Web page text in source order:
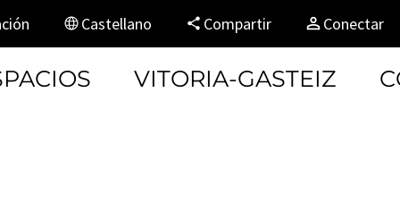
Castellano Compartir Conectar
VITORIA-GASTEIZ